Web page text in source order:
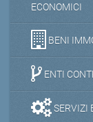
ECONOMICI
BENI
ENTI
SERVIZI